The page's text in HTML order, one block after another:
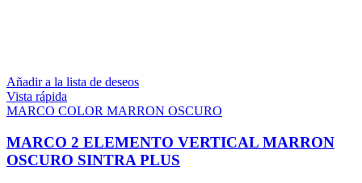
Añadir a la lista de deseos
Vista rápida
MARCO COLOR MARRON OSCURO
MARCO 2 ELEMENTO VERTICAL MARRON
OSCURO SINTRA PLUS